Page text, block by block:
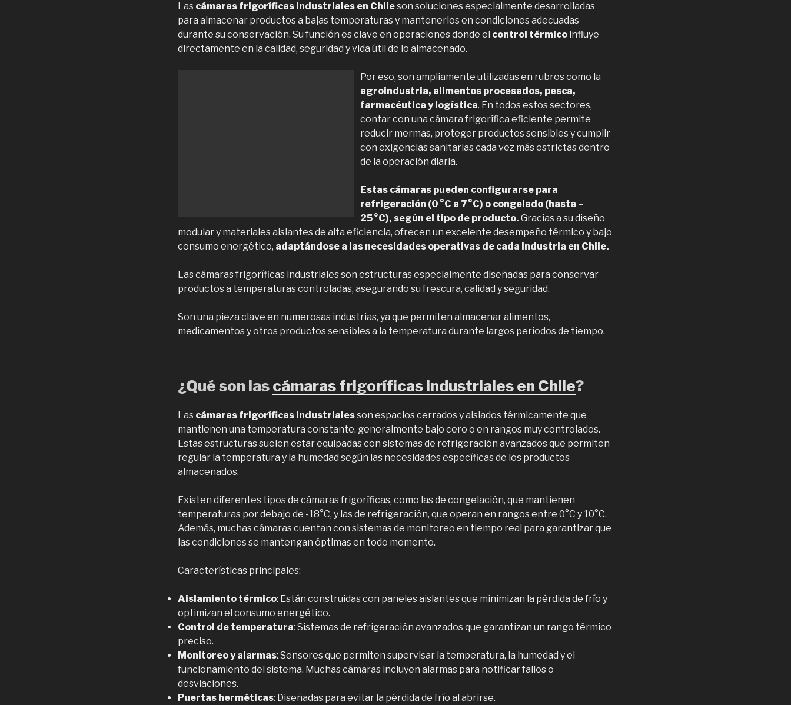
Las cámaras frigoríficas industriales en Chileson soluciones especialmente desarrolladas
para almacenar productos a bajas temperaturas y mantenerlos en condiciones adecuadas
durante su conservación. Su función es clave en operaciones donde el control térmico influye
directamente en la calidad, seguridad y vida útil de lo almacenado.
Por eso, son ampliamente utilizadas en rubros como la
agroindustria, alimentos procesados, pesca,
farmacéutica y logística. En todos estos sectores,
contar con una cámara frigorífica eficiente permite
reducir mermas, proteger productos sensibles y cumplir
con exigencias sanitarias cada vez más estrictas dentro
de la operación diaria.
Estas cámaras pueden configurarse para
refrigeración (0 °C a 7 °C) o congelado (hasta –
25 °C), según el tipo de producto. Gracias a su diseño
modular y materiales aislantes de alta eficiencia, ofrecen un excelente desempeño térmico y bajo
consumo energético, adaptándose a las necesidades operativas de cada industria en Chile.
Las cámaras frigoríficas industriales son estructuras especialmente diseñadas para conservar
productos a temperaturas controladas, asegurando su frescura, calidad y seguridad.
Son una pieza clave en numerosas industrias, ya que permiten almacenar alimentos,
medicamentos y otros productos sensibles a la temperatura durante largos periodos de tiempo.
¿Qué son lascámaras frigoríficas industriales en Chile?
Las cámaras frigoríficas industrialesson espacios cerrados y aislados térmicamente que
mantienen una temperatura constante, generalmente bajo cero o en rangos muy controlados.
Estas estructuras suelen estar equipadas con sistemas de refrigeración avanzados que permiten
regular la temperatura y la humedad según las necesidades específicas de los productos
almacenados.
Existen diferentes tipos de cámaras frigoríficas, como las de congelación, que mantienen
temperaturas por debajo de -18°C, y las de refrigeración, que operan en rangos entre 0°C y 10°C.
Además, muchas cámaras cuentan con sistemas de monitoreo en tiempo real para garantizar que
las condiciones se mantengan óptimas en todo momento.
Características principales:
Aislamiento térmico: Están construidas con paneles aislantes que minimizan la pérdida de frío y
optimizan el consumo energético.
Control de temperatura: Sistemas de refrigeración avanzados que garantizan un rango térmico
preciso.
Monitoreo y alarmas: Sensores que permiten supervisar la temperatura, la humedad y el
funcionamiento del sistema. Muchas cámaras incluyen alarmas para notificar fallos o
desviaciones.
Puertas herméticas: Diseñadas para evitar la pérdida de frío al abrirse.